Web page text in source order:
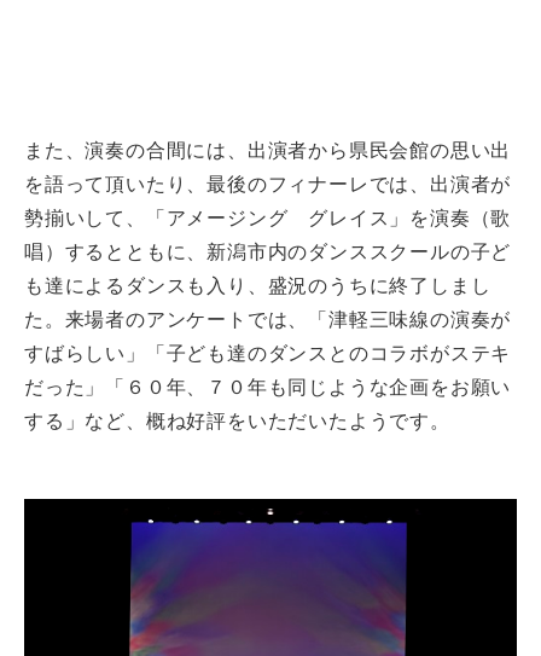
また、演奏の合間には、出演者から県民会館の思い出
を語って頂いたり、最後のフィナーレでは、出演者が
勢揃いして、「アメージング グレイス」を演奏（歌
唱）するとともに、新潟市内のダンススクールの子ど
も達によるダンスも入り、盛況のうちに終了しまし
た。来場者のアンケートでは、「津軽三味線の演奏が
すばらしい」「子ども達のダンスとのコラボがステキ
だった」「６０年、７０年も同じような企画をお願い
する」など、概ね好評をいただいたようです。